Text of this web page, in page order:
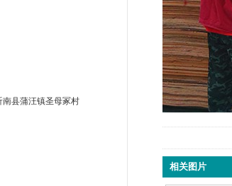
相关图片
县蒲汪镇圣母冢村